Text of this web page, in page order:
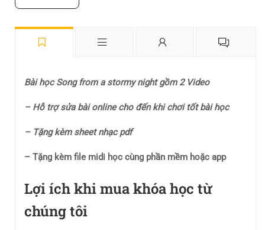
Bài học Song from a stormy night gồm 2 Video
– Hỗ trợ sửa bài online cho đến khi chơi tốt bài học
– Tặng kèm sheet nhạc pdf
– Tặng kèm file midi học cùng phần mềm hoặc app
Lợi ích khi mua khóa học từ
chúng tôi